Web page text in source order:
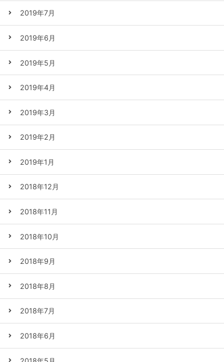
2019年7月
2019年6月
2019年5月
2019年4月
2019年3月
2019年2月
2019年1月
2018年12月
2018年11月
2018年10月
2018年9月
2018年8月
2018年7月
2018年6月